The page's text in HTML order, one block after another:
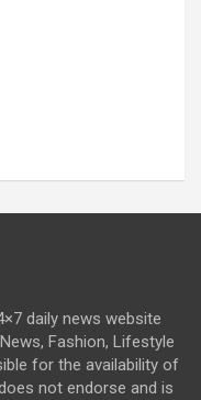
daily news website
Fashion, Lifestyle
for the availability of
not endorse and is